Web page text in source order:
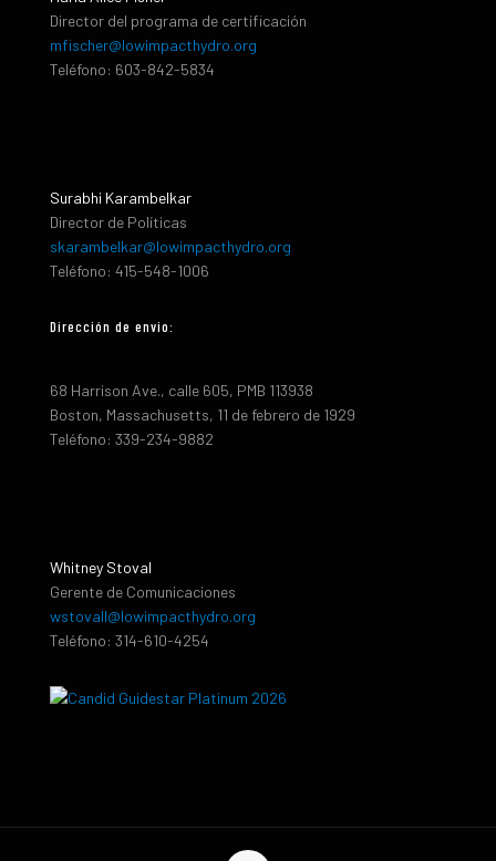
Director del programa de certificación
mfischer@lowimpacthydro.org
Teléfono: 603-842-5834
Surabhi Karambelkar
Director de Políticas
skarambelkar@lowimpacthydro.org
Teléfono: 415-548-1006
Dirección de envio:
68 Harrison Ave., calle 605, PMB 113938
Boston, Massachusetts, 11 de febrero de 1929
Teléfono: 339-234-9882
Whitney Stoval
Gerente de Comunicaciones
wstovall@lowimpacthydro.org
Teléfono: 314-610-4254